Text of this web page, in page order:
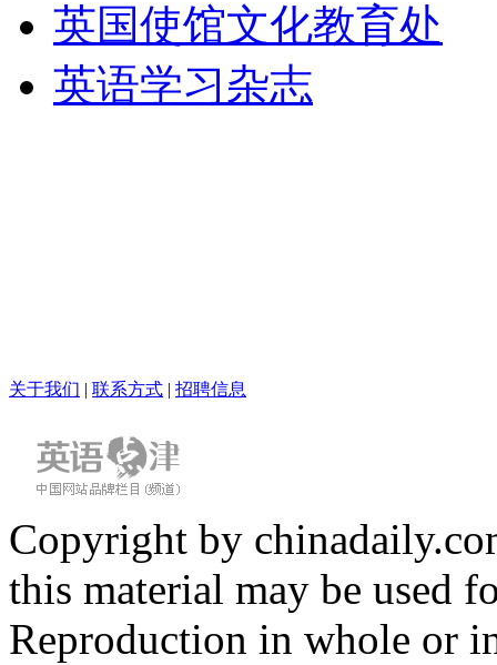
英国使馆文化教育处
英语学习杂志
关于我们 | 联系方式 | 招聘信息
Copyright by
this material may be used
Reproduction in whole or